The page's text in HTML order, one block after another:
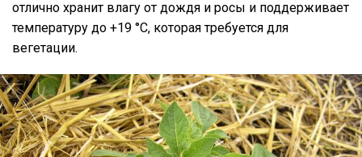
отлично хранит влагу от дождя и росы и поддерживает
температуру до +19 °С, которая требуется для
вегетации.